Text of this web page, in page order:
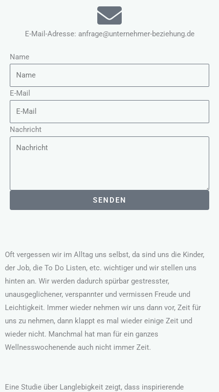
E-Mail-Adresse: anfrage@unternehmer-beziehung.de
Name
E-Mail
Nachricht
SENDEN
Oft vergessen wir im Alltag uns selbst, da sind uns die Kinder,
der Job, die To Do Listen, etc. wichtiger und wir stellen uns
hinten an. Wir werden dadurch spürbar gestresster,
unausgeglichener, verspannter und vermissen Freude und
Leichtigkeit. Immer wieder nehmen wir uns dann vor, Zeit für
uns zu nehmen, dann klappt es mal wieder einige Zeit und
wieder nicht. Manchmal hat man für ein ganzes
Wellnesswochenende auch nicht immer Zeit.
Eine Studie über Langlebigkeit zeigt, dass inspirierende